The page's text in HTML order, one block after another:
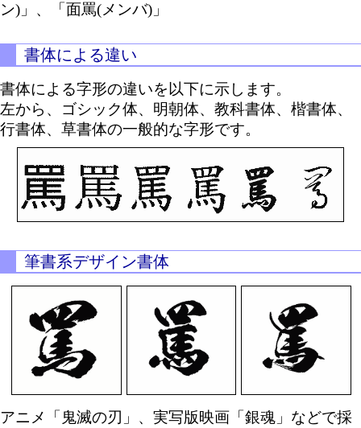
ン)」、「面罵(メンバ)」
書体による違い
書体による字形の違いを以下に示します。
左から、ゴシック体、明朝体、教科書体、楷書体、
行書体、草書体の一般的な字形です。
筆書系デザイン書体
アニメ「鬼滅の刃」、実写版映画「銀魂」などで採